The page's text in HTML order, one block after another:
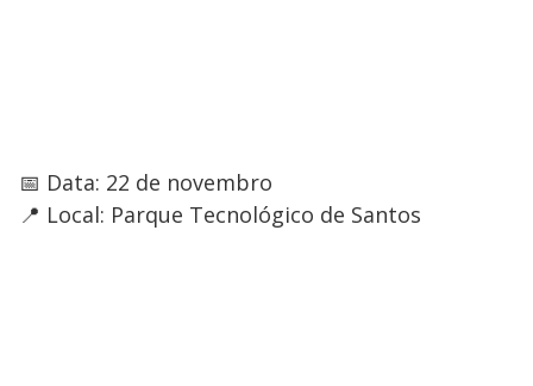
📅 Data: 22 de novembro
📍 Local: Parque Tecnológico de Santos